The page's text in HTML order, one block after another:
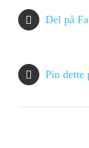
Del på
Pin dette